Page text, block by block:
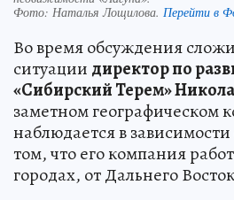
Фото: Наталья Лощилова. Перейти в
Во время обсуждения
ситуации директор по
«Сибирский Терем»
заметном географическом
наблюдается в
том, что его компания
городах, от Дальнего